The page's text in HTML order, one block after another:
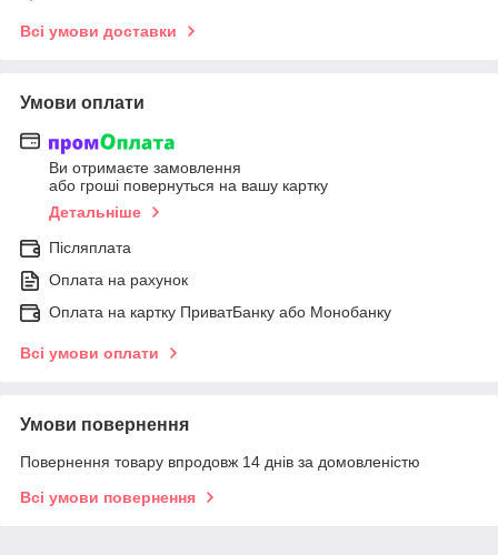
Всі умови доставки
Умови оплати
Ви отримаєте замовлення
або гроші повернуться на вашу картку
Детальніше
Післяплата
Оплата на рахунок
Оплата на картку ПриватБанку або Монобанку
Всі умови оплати
Умови повернення
Повернення товару впродовж 14 днів за домовленістю
Всі умови повернення